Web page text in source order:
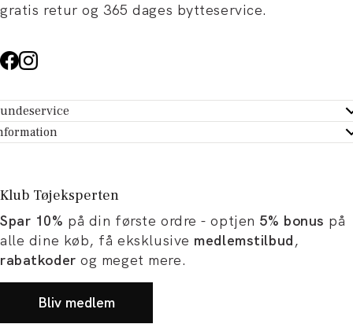
gratis retur og 365 dages bytteservice.
- Hjælpecenter
dit køb
Tøjeksperten
og artikler
og karriere
Klub Tøjeksperten
Spar 10% på din første ordre - optjen 5% bonus på
alle dine køb, få eksklusive medlemstilbud,
rabatkoder og meget mere.
Bliv medlem